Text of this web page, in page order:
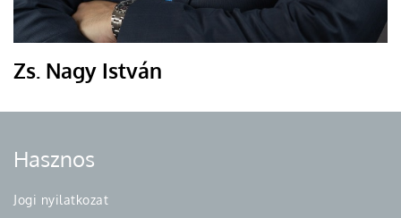
Zs. Nagy István
Hasznos
Jogi nyilatkozat